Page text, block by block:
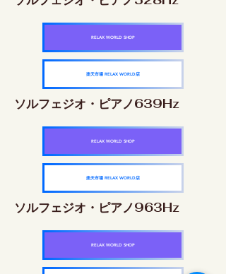
RELAX WORLD SHOP
楽天市場 RELAX WORLD店
ソルフェジオ・ピアノ639Hz
RELAX WORLD SHOP
楽天市場 RELAX WORLD店
ソルフェジオ・ピアノ963Hz
RELAX WORLD SHOP